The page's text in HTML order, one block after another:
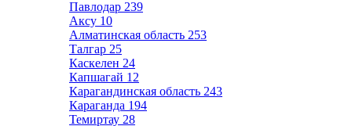
Павлодар 239
Аксу 10
Алматинская область 253
Талгар 25
Каскелен 24
Капшагай 12
Карагандинская область 243
Караганда 194
Темиртау 28